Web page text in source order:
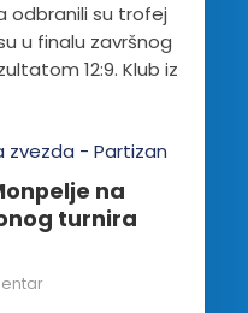
odbranili su trofej
u finalu završnog
12:9. Klub iz
na
turnira